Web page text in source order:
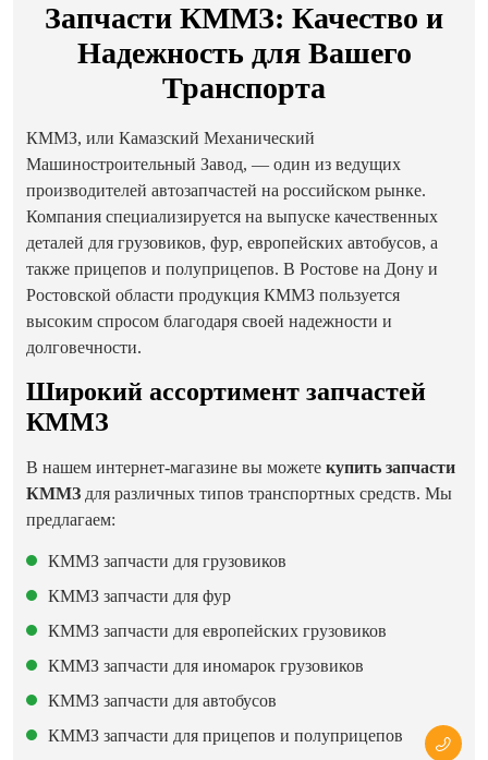
Запчасти КММЗ: Качество и
Надежность для Вашего
Транспорта
КММЗ, или Камазский Механический
Машиностроительный Завод, — один из ведущих
производителей автозапчастей на российском рынке.
Компания специализируется на выпуске качественных
деталей для грузовиков, фур, европейских автобусов, а
также прицепов и полуприцепов. В Ростове на Дону и
Ростовской области продукция КММЗ пользуется
высоким спросом благодаря своей надежности и
долговечности.
Широкий ассортимент запчастей
КММЗ
В нашем интернет-магазине вы можете купить запчасти
КММЗ для различных типов транспортных средств. Мы
предлагаем:
КММЗ запчасти для грузовиков
КММЗ запчасти для фур
КММЗ запчасти для европейских грузовиков
КММЗ запчасти для иномарок грузовиков
КММЗ запчасти для автобусов
КММЗ запчасти для прицепов и полуприцепов